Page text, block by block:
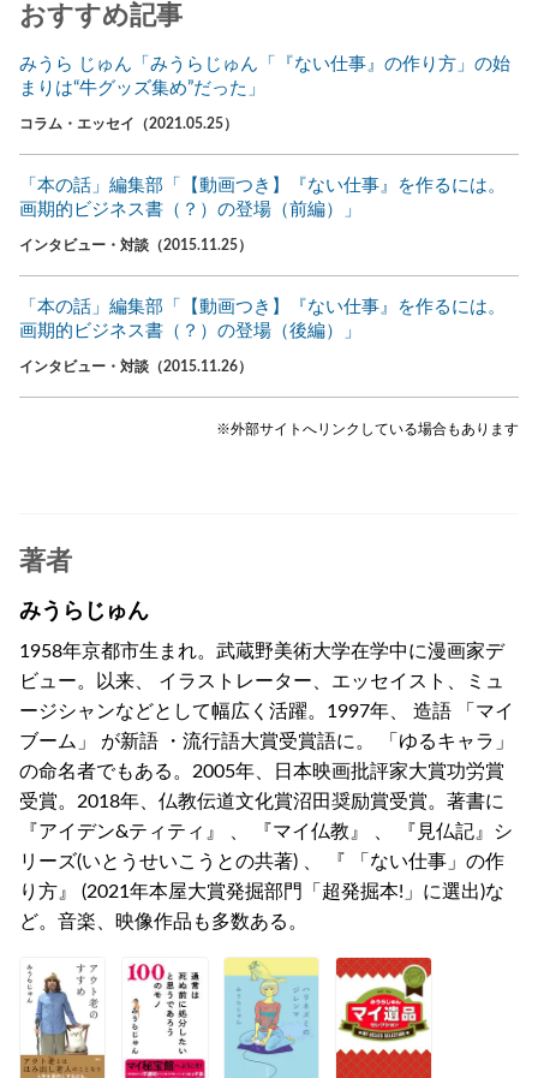
おすすめ記事
みうら じゅん「みうらじゅん「『ない仕事』の作り方」の始
まりは“牛グッズ集め”だった」
コラム・エッセイ（2021.05.25）
「本の話」編集部「【動画つき】『ない仕事』を作るには。
画期的ビジネス書（？）の登場（前編）」
インタビュー・対談（2015.11.25）
「本の話」編集部「【動画つき】『ない仕事』を作るには。
画期的ビジネス書（？）の登場（後編）」
インタビュー・対談（2015.11.26）
※外部サイトへリンクしている場合もあります
著者
みうらじゅん
1958年京都市生まれ。武蔵野美術大学在学中に漫画家デ
ビュー。以来、 イラストレーター、エッセイスト、ミュ
ージシャンなどとして幅広く活躍。1997年、 造語 「マイ
ブーム」 が新語 ・流行語大賞受賞語に。 「ゆるキャラ」
の命名者でもある。2005年、日本映画批評家大賞功労賞
受賞。2018年、仏教伝道文化賞沼田奨励賞受賞。著書に
『アイデン&ティティ』 、 『マイ仏教』 、 『見仏記』シ
リーズ(いとうせいこうとの共著) 、 『 「ない仕事」の作
り方』 (2021年本屋大賞発掘部門「超発掘本!」に選出)な
ど。音楽、映像作品も多数ある。